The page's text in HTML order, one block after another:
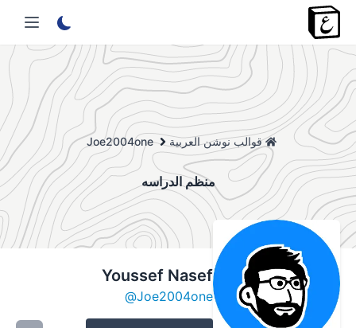
قوالب نوشن العربية Joe2004one
منظم الدراسه
Youssef Nasef
Joe2004one
@